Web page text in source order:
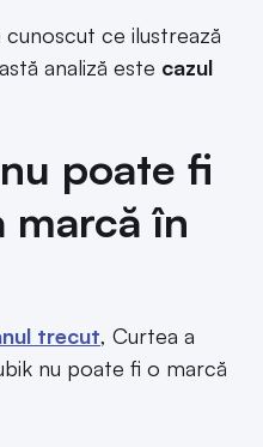
ce ilustrează
analiză este cazul
poate fi
marcă în
trecut, Curtea a
nu poate fi o marcă